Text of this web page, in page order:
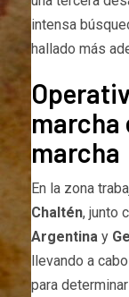
intensa
hallado más
marcha
marcha
En la zona
Chaltén, junto
Argentina y
llevando a
para